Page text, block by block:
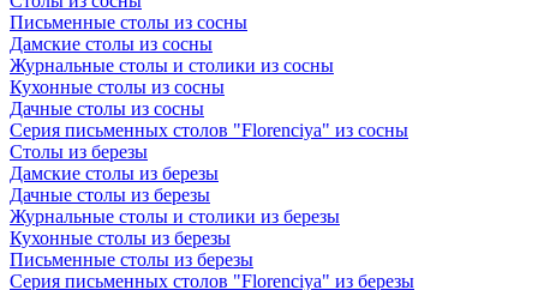
Письменные столы из сосны
Дамские столы из сосны
Журнальные столы и столики из сосны
Кухонные столы из сосны
Дачные столы из сосны
Серия письменных столов "Florenciya" из сосны
Столы из березы
Дамские столы из березы
Дачные столы из березы
Журнальные столы и столики из березы
Кухонные столы из березы
Письменные столы из березы
Серия письменных столов "Florenciya" из березы